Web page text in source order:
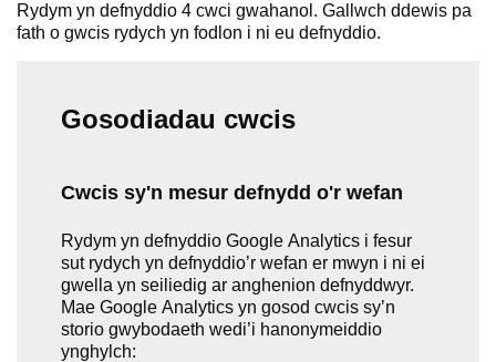
Rydym yn defnyddio 4 cwci gwahanol. Gallwch ddewis pa
fath o gwcis rydych yn fodlon i ni eu defnyddio.
Gosodiadau cwcis
Cwcis sy'n mesur defnydd o'r wefan
Rydym yn defnyddio Google Analytics i fesur
sut rydych yn defnyddio’r wefan er mwyn i ni ei
gwella yn seiliedig ar anghenion defnyddwyr.
Mae Google Analytics yn gosod cwcis sy’n
storio gwybodaeth wedi’i hanonymeiddio
ynghylch: